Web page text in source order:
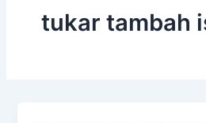
tukar tambah